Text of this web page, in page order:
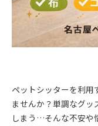
ペットシッターを利用
ませんか？単調なグッ
しまう…そんな不安や